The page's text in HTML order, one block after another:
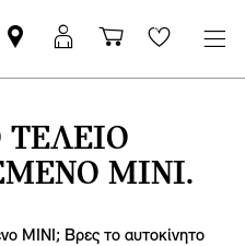
Βρείτε
Επίσημο
MINI
ΜΙΝΙ
Αpp
Καλάθι
αγορών
Wishlist
ΤΈΛΕΙΟ
MINI.
MINI; Βρες το αυτοκίνητο